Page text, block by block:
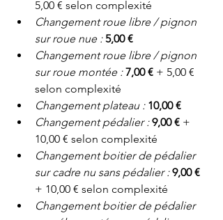
5,00 € selon complexité
Changement roue libre / pignon
sur roue nue : 5,00 €
Changement roue libre / pignon
sur roue montée : 7,00 € + 5,00 €
selon complexité
Changement plateau : 10,00 €
Changement pédalier : 9,00 € +
10,00 € selon complexité
Changement boitier de pédalier
sur cadre nu sans pédalier : 9,00 €
+ 10,00 € selon complexité
Changement boitier de pédalier